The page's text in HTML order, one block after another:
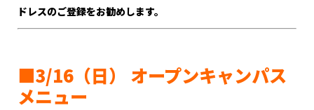
ドレスのご登録をお勧めします。
■3/16 （日）
オープンキャンパス
メニュー